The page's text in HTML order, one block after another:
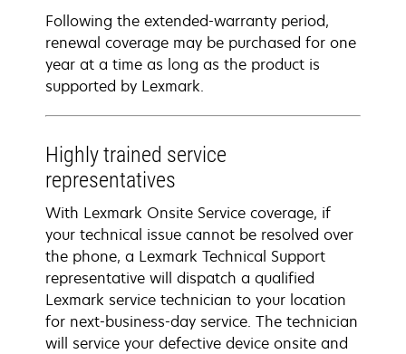
Following the extended-warranty period,
renewal coverage may be purchased for one
year at a time as long as the product is
supported by Lexmark.
Highly trained service
representatives
With Lexmark Onsite Service coverage, if
your technical issue cannot be resolved over
the phone, a Lexmark Technical Support
representative will dispatch a qualified
Lexmark service technician to your location
for next-business-day service. The technician
will service your defective device onsite and